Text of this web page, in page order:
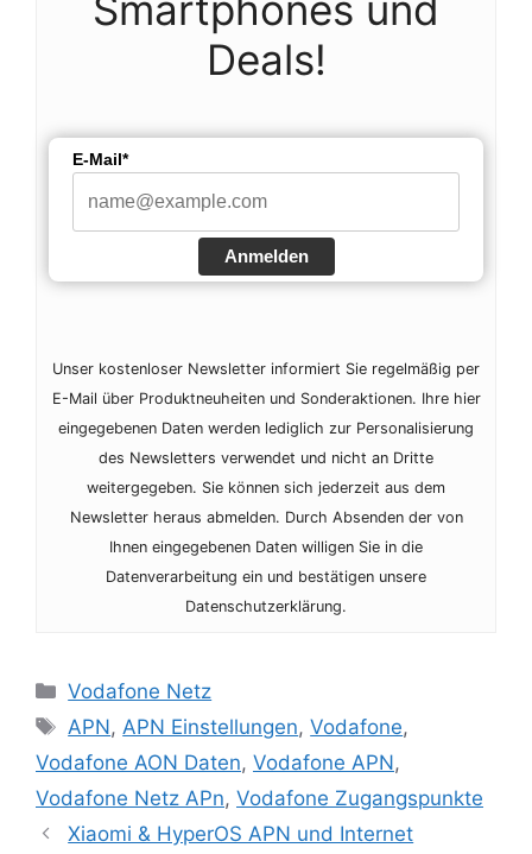
Deals!
E-Mail*
Anmelden
Unser kostenloser Newsletter informiert Sie regelmäßig per
E-Mail über Produktneuheiten und Sonderaktionen. Ihre hier
eingegebenen Daten werden lediglich zur Personalisierung
des Newsletters verwendet und nicht an Dritte
weitergegeben. Sie können sich jederzeit aus dem
Newsletter heraus abmelden. Durch Absenden der von
Ihnen eingegebenen Daten willigen Sie in die
Datenverarbeitung ein und bestätigen unsere
Datenschutzerklärung.
Kategorien
Vodafone Netz
Schlagwörter
APN, APN Einstellungen,Vodafone,
Vodafone AON Daten, Vodafone APN,
Vodafone Netz APn, Vodafone Zugangspunkte
Xiaomi & HyperOS APN und Internet